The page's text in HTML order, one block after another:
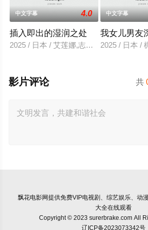
中文字幕 4.0
插入即出的湿润之处
2025 / 日本 / 艾莲娜,志美健
中文字幕
我女儿男友
2025 / 日本 /
共
影片评论
飘花电影网提供免费VIP电视剧、综艺娱乐、动
大全在线观看
Copyright © 2023 surerbrake.com All
辽ICP备2023073342号